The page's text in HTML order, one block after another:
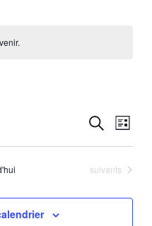
et
Recherche
de
Liste
Évènements
suivants